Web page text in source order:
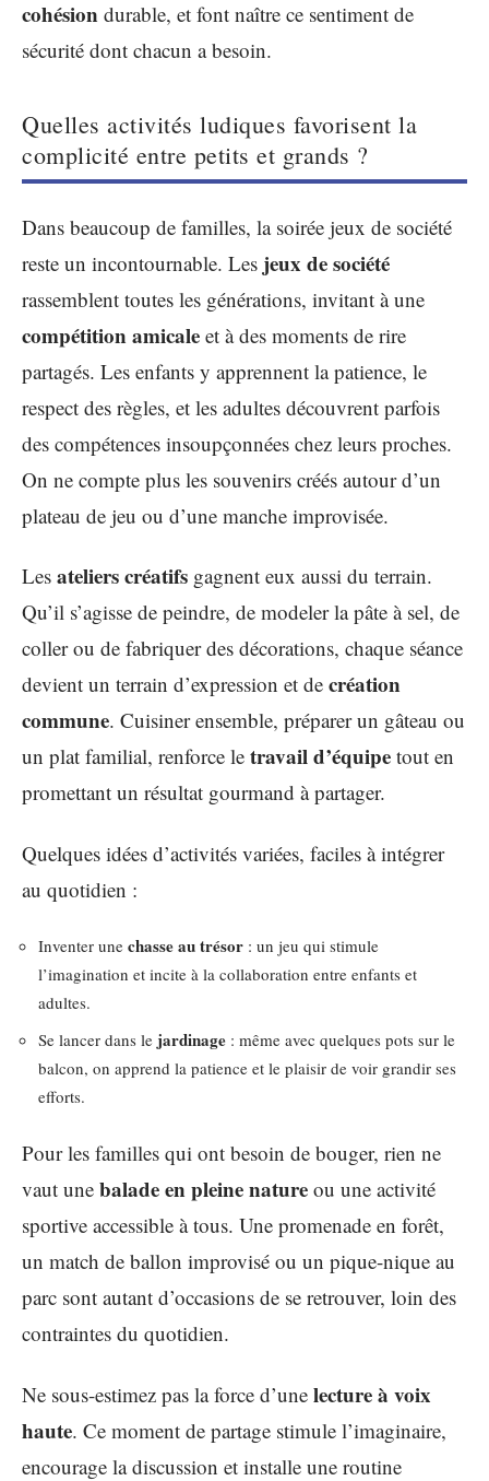
cohésion durable, et font naître ce sentiment de
sécurité dont chacun a besoin.
Quelles activités ludiques favorisent la
complicité entre petits et grands ?
Dans beaucoup de familles, la soirée jeux de société
reste un incontournable. Les jeux de société
rassemblent toutes les générations, invitant à une
compétition amicale et à des moments de rire
partagés. Les enfants y apprennent la patience, le
respect des règles, et les adultes découvrent parfois
des compétences insoupçonnées chez leurs proches.
On ne compte plus les souvenirs créés autour d’un
plateau de jeu ou d’une manche improvisée.
Les ateliers créatifs gagnent eux aussi du terrain.
Qu’il s’agisse de peindre, de modeler la pâte à sel, de
coller ou de fabriquer des décorations, chaque séance
devient un terrain d’expression et de création
commune. Cuisiner ensemble, préparer un gâteau ou
un plat familial, renforce le travail d’équipe tout en
promettant un résultat gourmand à partager.
Quelques idées d’activités variées, faciles à intégrer
au quotidien :
Inventer une chasse au trésor : un jeu qui stimule
l’imagination et incite à la collaboration entre enfants et
adultes.
Se lancer dans le jardinage : même avec quelques pots sur le
balcon, on apprend la patience et le plaisir de voir grandir ses
efforts.
Pour les familles qui ont besoin de bouger, rien ne
vaut une balade en pleine nature ou une activité
sportive accessible à tous. Une promenade en forêt,
un match de ballon improvisé ou un pique-nique au
parc sont autant d’occasions de se retrouver, loin des
contraintes du quotidien.
Ne sous-estimez pas la force d’une lecture à voix
haute. Ce moment de partage stimule l’imaginaire,
encourage la discussion et installe une routine